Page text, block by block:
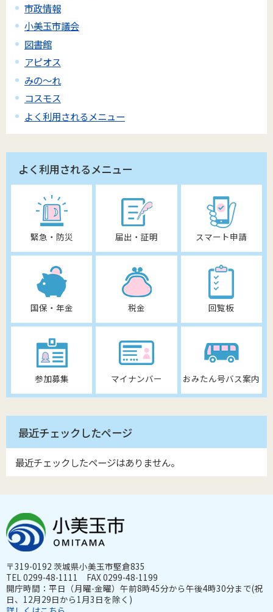
市政情報
小美玉市議会
図書館
アピオス
みの～れ
コスモス
よく利用されるメニュー
よく利用されるメニュー
緊急・防災 届出・証明 スマート申請
国保・年金 税金 回覧板
参加募集 マイナンバー おみたん号バス案内
最近チェックしたページ
最近チェックしたページはありません。
〒319-0192 茨城県小美玉市堅倉835
TEL 0299-48-1111 FAX 0299-48-1199
開庁時間：平日（月曜-金曜）午前8時45分から午後4時30分まで(祝
日、12月29日から1月3日を除く)